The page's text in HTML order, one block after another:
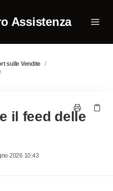
Assistenza
sulle Vendite /
il feed delle
2026 10:43